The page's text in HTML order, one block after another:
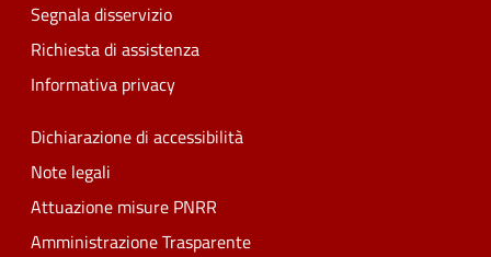
Segnala disservizio
Richiesta di assistenza
Informativa privacy
Dichiarazione di accessibilità
Note legali
Attuazione misure PNRR
Amministrazione Trasparente